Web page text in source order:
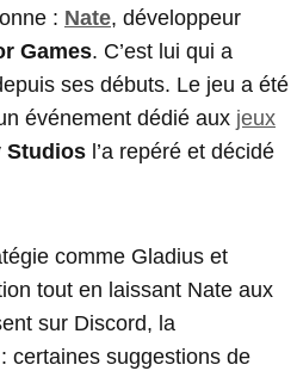
: Nate, développeur
Games. C’est lui qui a
ses débuts. Le jeu a été
événement dédié aux jeux
Studios l’a repéré et décidé
comme Gladius et
tout en laissant Nate aux
sur Discord, la
certaines suggestions de